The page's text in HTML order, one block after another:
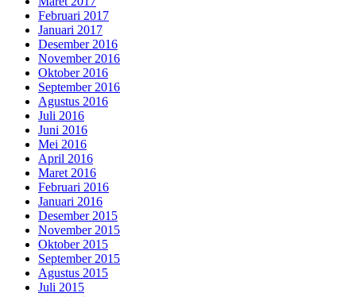
Februari 2017
Januari 2017
Desember 2016
November 2016
Oktober 2016
September 2016
Agustus 2016
Juli 2016
Juni 2016
Mei 2016
April 2016
Maret 2016
Februari 2016
Januari 2016
Desember 2015
November 2015
Oktober 2015
September 2015
Agustus 2015
Juli 2015